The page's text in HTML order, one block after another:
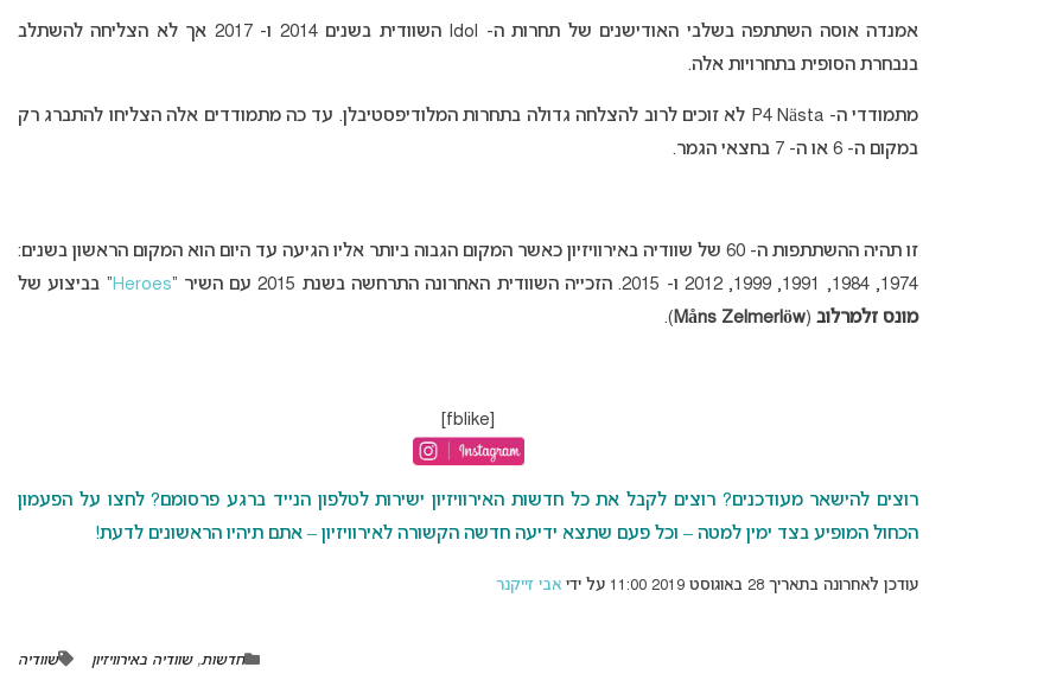
אמנדה אוסה השתתפה בשלבי האודישנים של תחרות ה- Idol השוודית בשנים 2014 ו- 2017 אך לא הצליחה להשתלב
בנבחרת הסופית בתחרויות אלה.
מתמודדי ה- P4 Nästa לא זוכים לרוב להצלחה גדולה בתחרות המלודיפסטיבלן. עד כה מתמודדים אלה הצליחו להתברג רק
במקום ה- 6 או ה- 7 בחצאי הגמר.
זו תהיה ההשתתפות ה- 60 של שוודיה באירוויזיון כאשר המקום הגבוה ביותר אליו הגיעה עד היום הוא המקום הראשון בשנים:
1974, 1984, 1991, 1999, 2012 ו- 2015. הזכייה השוודית האחרונה התרחשה בשנת 2015 עם השיר “
Heroes” בביצוע של
מונס זלמרלוב (
Måns Zelmerlöw
).
רוצים להישאר מעודכנים? רוצים לקבל את כל חדשות האירוויזיון ישירות לטלפון הנייד ברגע פרסומם? לחצו על הפעמון
הכחול המופיע בצד ימין למטה – וכל פעם שתצא ידיעה חדשה הקשורה לאירוויזיון – אתם תיהיו הראשונים לדעת!
עודכן לאחרונה בתאריך 28 באוגוסט 2019 11:00 על ידי אבי זייקנר
חדשות,שוודיה באירוויזיון שוודיה